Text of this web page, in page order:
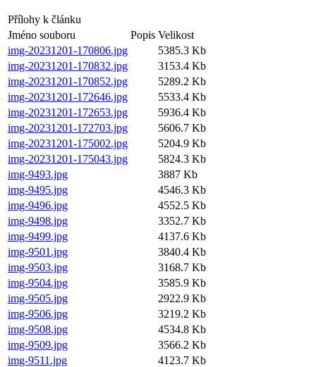
Přílohy k článku
Jméno souboru
Popis Velikost
img-20231201-170806.jpg
5385.3 Kb
img-20231201-170832.jpg
3153.4 Kb
img-20231201-170852.jpg
5289.2 Kb
img-20231201-172646.jpg
5533.4 Kb
img-20231201-172653.jpg
5936.4 Kb
img-20231201-172703.jpg
5606.7 Kb
img-20231201-175002.jpg
5204.9 Kb
img-20231201-175043.jpg
5824.3 Kb
img-9493.jpg
3887 Kb
img-9495.jpg
4546.3 Kb
img-9496.jpg
4552.5 Kb
img-9498.jpg
3352.7 Kb
img-9499.jpg
4137.6 Kb
img-9501.jpg
3840.4 Kb
img-9503.jpg
3168.7 Kb
img-9504.jpg
3585.9 Kb
img-9505.jpg
2922.9 Kb
img-9506.jpg
3219.2 Kb
img-9508.jpg
4534.8 Kb
img-9509.jpg
3566.2 Kb
img-9511.jpg
4123.7 Kb